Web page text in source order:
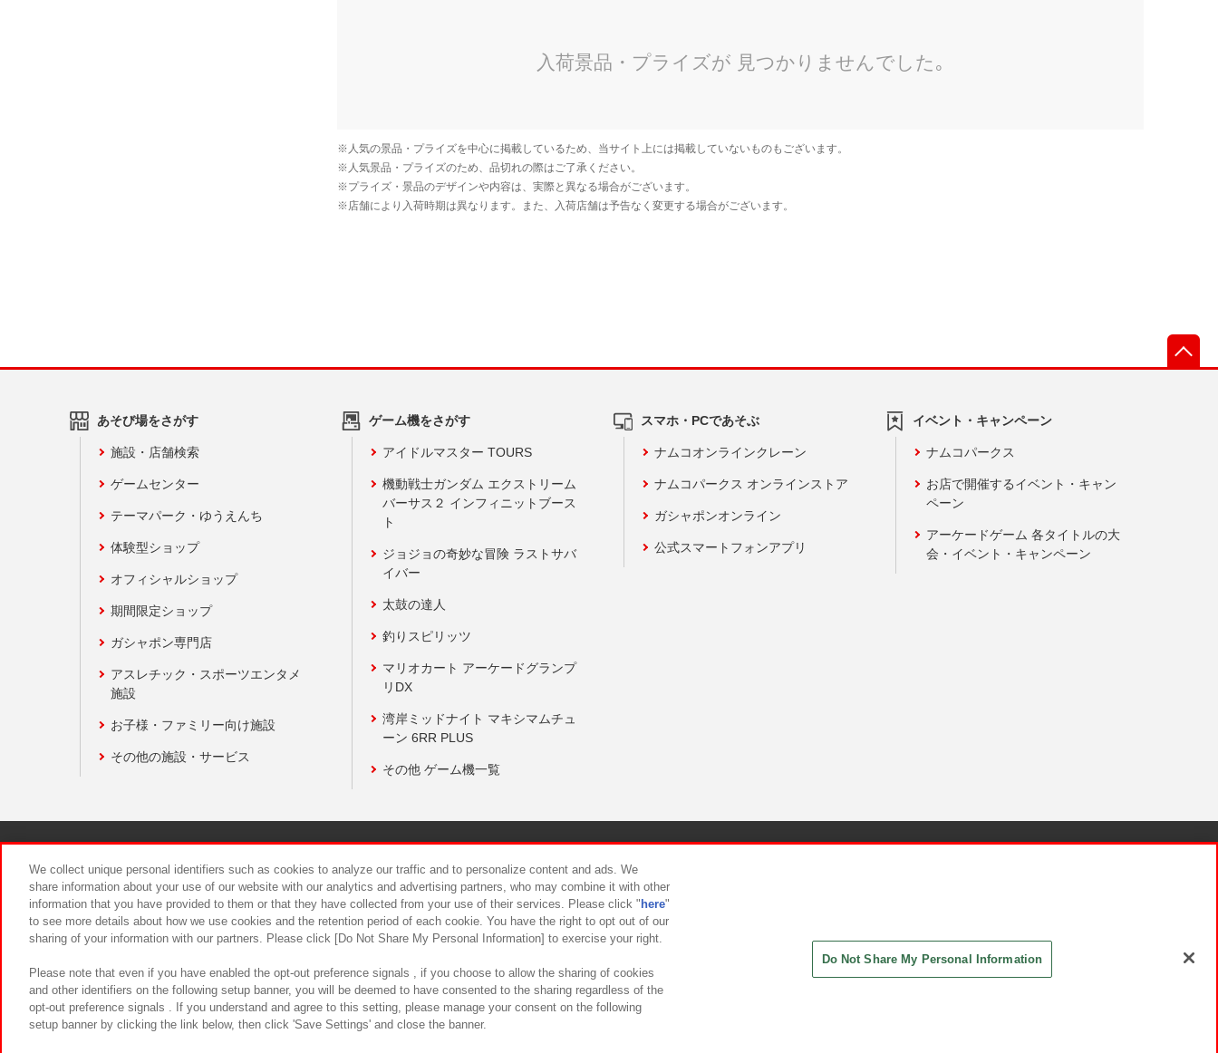
あそび場をさがす
施設・店舗検索
ゲームセンター
テーマパーク・ゆうえんち
体験型ショップ
オフィシャルショップ
期間限定ショップ
ガシャポン専門店
アスレチック・スポーツエンタメ
施設
お子様・ファミリー向け施設
その他の施設・サービス
ゲーム機をさがす
アイドルマスター TOURS
機動戦士ガンダム エクストリーム
バーサス２ インフィニットブース
ト
ジョジョの奇妙な冒険 ラストサバ
イバー
太鼓の達人
釣りスピリッツ
マリオカート アーケードグランプ
リDX
湾岸ミッドナイト マキシマムチュ
ーン 6RR PLUS
その他 ゲーム機一覧
スマホ・PCであそぶ
ナムコオンラインクレーン
ナムコパークス オンラインストア
ガシャポンオンライン
公式スマートフォンアプリ
イベント・キャンペーン
ナムコパークス
お店で開催するイベント・キャン
ペーン
アーケードゲーム 各タイトルの大
会・イベント・キャンペーン
食品のご提供について カスタマーハラスメント対応方針
We collect unique personal identifiers such as cookies to analyze our traffic and to personalize content and ads. We
share information about your use of our website with our analytics and advertising partners, who may combine it with other
information that you have provided to them or that they have collected from your use of their services. Please click " here"
to see more details about how we use cookies and the retention period of each cookie. You have the right to opt out of our
sharing of your information with our partners. Please click [Do Not Share My Personal Information] to exercise your right.
Please note that even if you have enabled the opt-out preference signals , if you choose to allow the sharing of cookies
and other identifiers on the following setup banner, you will be deemed to have consented to the sharing regardless of the
opt-out preference signals . If you understand and agree to this setting, please manage your consent on the following
setup banner by clicking the link below, then click 'Save Settings' and close the banner.
Do Not Share My Personal Information